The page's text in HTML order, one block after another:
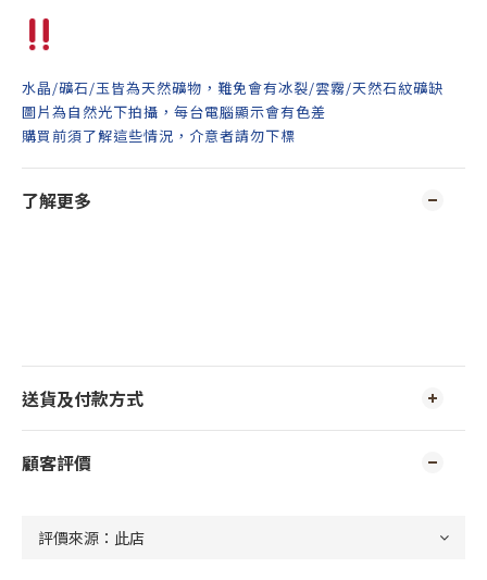
水晶/礦石/玉皆為天然礦物，難免會有冰裂/雲霧/天然石紋礦缺
圖片為自然光下拍攝，每台電腦顯示會有色差
購買前須了解這些情況，介意者請勿下標
了解更多
送貨及付款方式
顧客評價